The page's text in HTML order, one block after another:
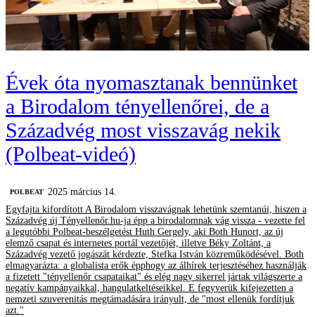
Évek óta nyomasztanak bennünket
a Birodalom tényellenőrei, de a
Századvég most visszavág nekik
(Polbeat-videó)
‎POLBEAT 2025 március 14.
Egyfajta kifordított A Birodalom visszavágnak lehetünk szemtanúi, hiszen a
Századvég új Tényellenőr.hu-ja épp a birodalomnak vág vissza - vezette fel
a legutóbbi Polbeat-beszélgetést Huth Gergely, aki Both Hunort, az új
elemző csapat és internetes portál vezetőjét, illetve Béky Zoltánt, a
Századvég vezető jogászát kérdezte, Stefka István közreműködésével. Both
elmagyarázta: a globalista erők épphogy az álhírek terjesztéséhez használják
a fizetett "tényellenőr csapataikat" és elég nagy sikerrel jártak világszerte a
negatív kampányaikkal, hangulatkeltéseikkel. E fegyverük kifejezetten a
nemzeti szuverenitás megtámadására irányult, de "most ellenük fordítjuk
azt."